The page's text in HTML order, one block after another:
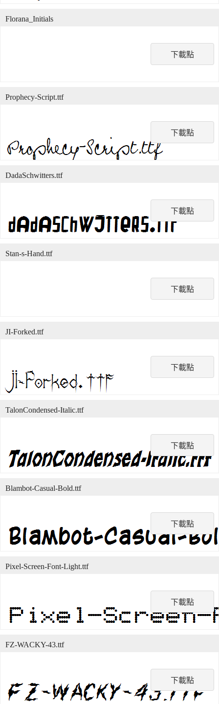
下載點
Florana_Initials
下載點
Prophecy-Script.ttf
下載點
DadaSchwitters.ttf
下載點
Stan-s-Hand.ttf
下載點
JI-Forked.ttf
下載點
TalonCondensed-Italic.ttf
下載點
Blambot-Casual-Bold.ttf
下載點
Pixel-Screen-Font-Light.ttf
下載點
FZ-WACKY-43.ttf